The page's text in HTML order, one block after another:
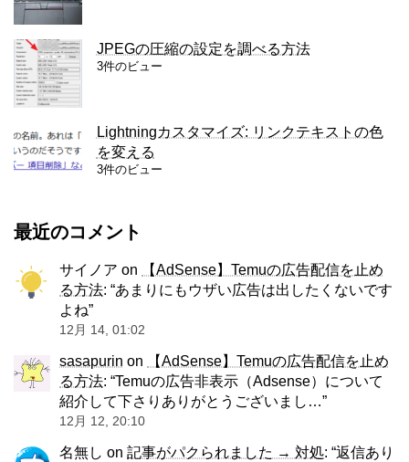
JPEGの圧縮の設定を調べる方法
3件のビュー
Lightningカスタマイズ: リンクテキストの色
を変える
3件のビュー
最近のコメント
サイノア on
【AdSense】Temuの広告配信を止め
る方法: “あまりにもウザい広告は出したくないです
よね”
12月 14, 01:02
sasapurin on
【AdSense】Temuの広告配信を止め
る方法: “Temuの広告非表示（Adsense）について
紹介して下さりありがとうございまし…”
12月 12, 20:10
名無し on 記事がパクられました → 対処: “返信あり